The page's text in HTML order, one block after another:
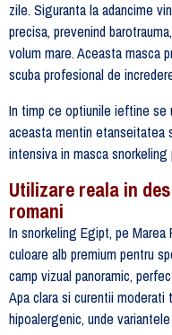
zile. Siguranta la adancime
precisa, prevenind
volum mare. Aceasta masca
scuba profesional de
In timp ce optiunile ieftine se
aceasta mentin etanseitatea
intensiva in masca
Utilizare reala in
romani
In snorkeling Egipt, pe
culoare alb premium pentru
camp vizual panoramic,
Apa clara si curentii
hipoalergenic, unde